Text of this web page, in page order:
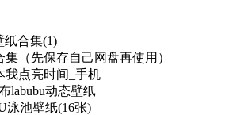
纸合集(1)
集（先保存自己网盘再使用）
我点亮时间_手机
labubu动态壁纸
泳池壁纸(16张)